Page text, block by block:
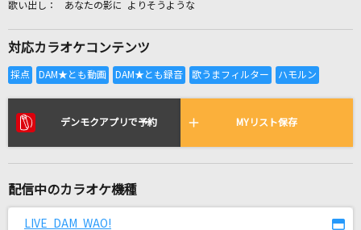
全国りれき
リアルタイムで歌われている曲の一覧
[生音]もう恋なんてしない
あなたの影に よりそうような
対応カラオケコンテンツ
デンモクアプリで予約 MYリスト保存
配信中のカラオケ機種
LIVE DAM WAO!